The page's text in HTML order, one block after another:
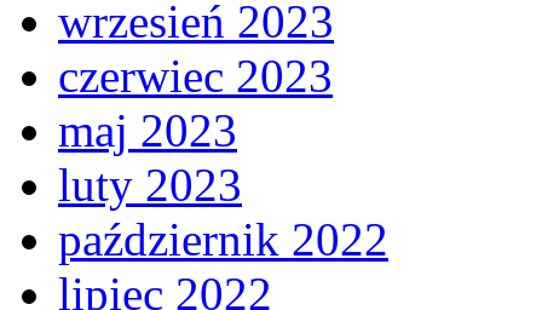
wrzesień 2023
czerwiec 2023
maj 2023
luty 2023
październik 2022
lipiec 2022